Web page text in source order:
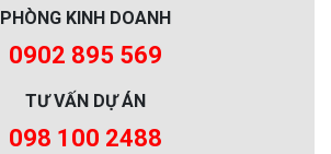
PHÒNG KINH DOANH
0902 895 569
TƯ VẤN DỰ ÁN
098 100 2488